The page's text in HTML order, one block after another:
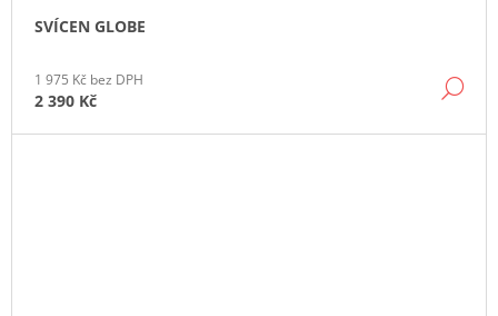
SVÍCEN GLOBE
1 975 Kč bez DPH
2 390 Kč